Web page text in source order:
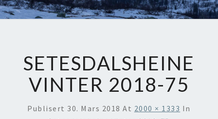
SETESDALSHEINE
VINTER 2018-75
Publisert 30. Mars 2018 At 2000 × 1333 In